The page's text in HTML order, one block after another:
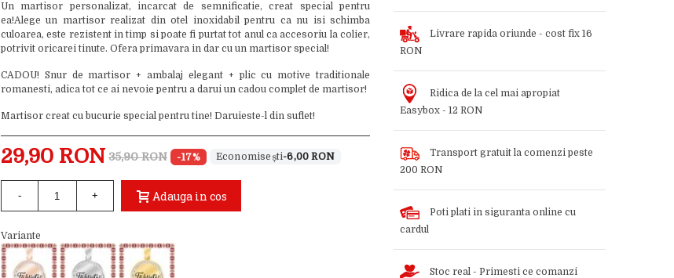
Un martisor personalizat, incarcat de semnificatie, creat special pentru
ea!Alege un martisor realizat din otel inoxidabil pentru ca nu isi schimba
culoarea, este rezistent in timp si poate fi purtat tot anul ca accesoriu la colier,
potrivit oricarei tinute. Ofera primavara in dar cu un martisor special!
CADOU! Snur de martisor + ambalaj elegant + plic cu motive traditionale
romanesti, adica tot ce ai nevoie pentru a darui un cadou complet de martisor!
Martisor creat cu bucurie special pentru tine! Daruieste-l din suflet!
29,90 RON 35,90 RON -17% -6,00 RON
- + Adauga in cos
Variante
Livrare rapida oriunde - cost fix 16
RON
Ridica de la cel mai apropiat
Easybox - 12 RON
Transport gratuit la comenzi peste
200 RON
Poti plati in siguranta online cu
cardul
Stoc real - Primesti ce comanzi